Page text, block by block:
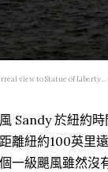
view to Statue of
Sandy 於紐約
離紐約100英里
一級颶風雖然沒